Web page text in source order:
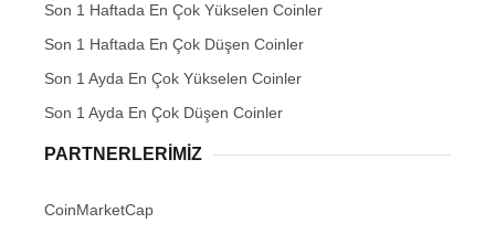
Son 1 Haftada En Çok Yükselen Coinler
Son 1 Haftada En Çok Düşen Coinler
Son 1 Ayda En Çok Yükselen Coinler
Son 1 Ayda En Çok Düşen Coinler
PARTNERLERIMIZ
CoinMarketCap